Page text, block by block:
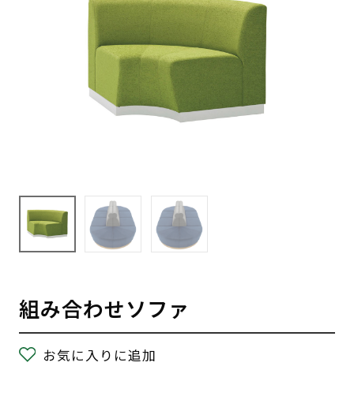
組み合わせソファ
お気に入りに追加